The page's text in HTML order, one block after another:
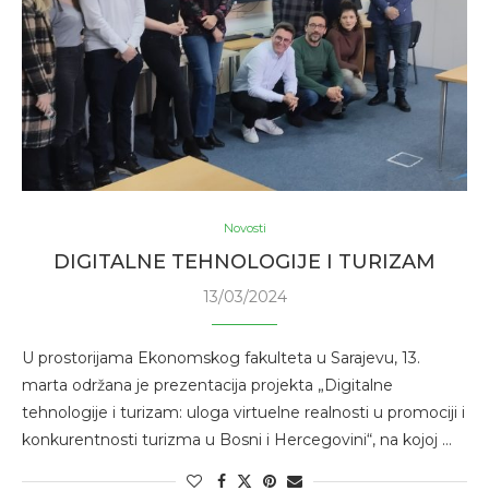
Novosti
DIGITALNE TEHNOLOGIJE I TURIZAM
13/03/2024
U prostorijama Ekonomskog fakulteta u Sarajevu, 13.
marta održana je prezentacija projekta „Digitalne
tehnologije i turizam: uloga virtuelne realnosti u promociji i
konkurentnosti turizma u Bosni i Hercegovini“, na kojoj …